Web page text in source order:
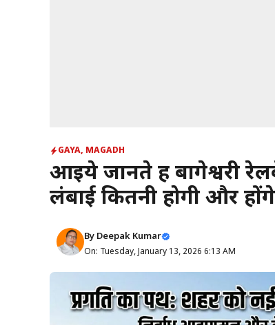
GAYA, MAGADH
आइये जानते हैं बागेश्वरी
लंबाई कितनी होगी और
By Deepak Kumar
On: Tuesday, January 13, 2026 6:13 AM